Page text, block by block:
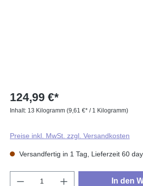
124,99 €*
Inhalt: 13 Kilogramm (9,61 €* / 1 Kilogramm)
Preise inkl. MwSt. zzgl. Versandkosten
Versandfertig in 1 Tag, Lieferzeit 60
Produkt Anzahl: Gib den
In den